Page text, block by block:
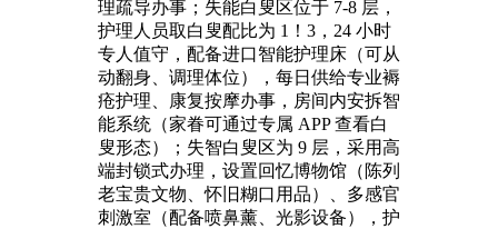
理疏导办事；失能白叟区位于 7-8 层，
护理人员取白叟配比为 1！3，24 小时
专人值守，配备进口智能护理床（可从
动翻身、调理体位），每日供给专业褥
疮护理、康复按摩办事，房间内安拆智
能系统（家眷可通过专属 APP 查看白
叟形态）；失智白叟区为 9 层，采用高
端封锁式办理，设置回忆博物馆（陈列
老宝贵文物、怀旧糊口用品）、多感官
刺激室（配备喷鼻薰、光影设备），护